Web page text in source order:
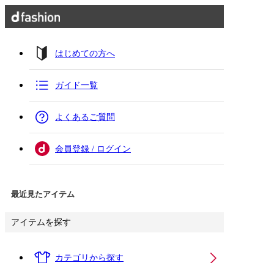
はじめての方へ
ガイド一覧
よくあるご質問
会員登録 / ログイン
最近見たアイテム
アイテムを探す
カテゴリから探す